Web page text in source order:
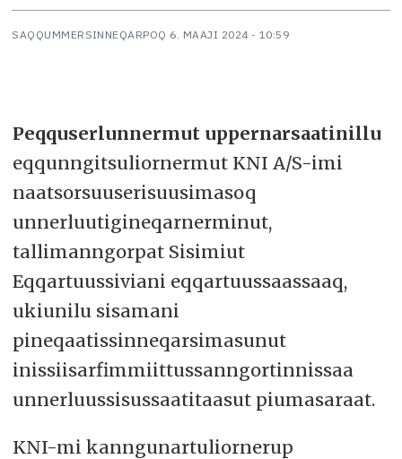
SAQQUMMERSINNEQARPOQ 6. MAAJI 2024 - 10:59
Peqquserlunnermut uppernarsaatinillu
eqqunngitsuliornermut KNI A/S-imi
naatsorsuuserisuusimasoq
unnerluutigineqarnerminut,
tallimanngorpat Sisimiut
Eqqartuussiviani eqqartuussaassaaq,
ukiunilu sisamani
pineqaatissinneqarsimasunut
inissiisarfimmiittussanngortinnissaa
unnerluussisussaatitaasut piumasaraat.
KNI-mi kanngunartuliornerup